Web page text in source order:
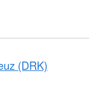
(DRK)